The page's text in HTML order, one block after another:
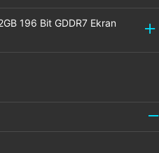
196 Bit GDDR7 Ekran